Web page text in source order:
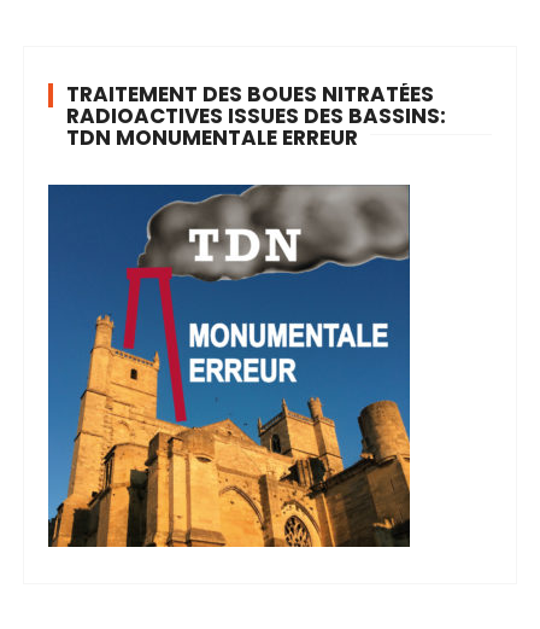
TRAITEMENT DES BOUES NITRATÉES
RADIOACTIVES ISSUES DES BASSINS:
TDN MONUMENTALE ERREUR